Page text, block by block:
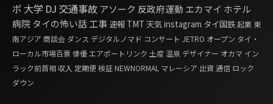
ボ 大学 DJ 交通事故 アソーク 反政府運動 エカマイ ホテル
病院タイの怖い話工事 速報 TMT 天気instagram タイ国鉄起業 東
南アジア 商談会 ダンス デジタルノマド コンサート JETRO オープン タイ・
ローカル市場百景 俳優エアポートリンク 土産温泉 デザイナー オカマ イン
ラック前首相収入 定期便検証NEWNORMAL マレーシア 出資 通信 ロック
ダウン